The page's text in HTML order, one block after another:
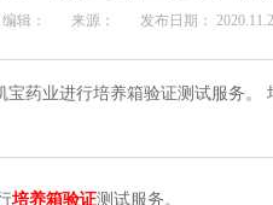
编辑： 来源： 发布日期：
宝药业进行培养箱验证测试服务
培养箱验证测试服务。